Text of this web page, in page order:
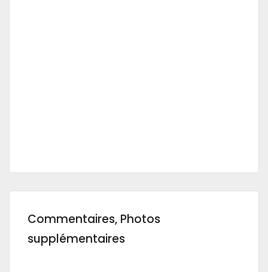
Commentaires, Photos
supplémentaires